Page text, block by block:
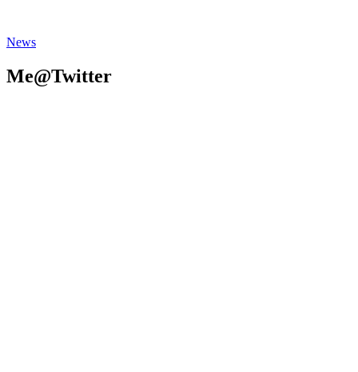
News
Me@Twitter